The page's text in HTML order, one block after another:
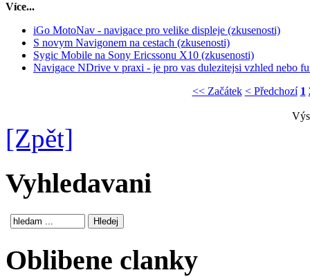
Více...
iGo MotoNav - navigace pro velike displeje (zkusenosti)
S novym Navigonem na cestach (zkusenosti)
Sygic Mobile na Sony Ericssonu X10 (zkusenosti)
Navigace NDrive v praxi - je pro vas dulezitejsi vzhled nebo
<< Začátek < Předchozí 1
[Zpět]
Vyhledavani
Oblibene clanky